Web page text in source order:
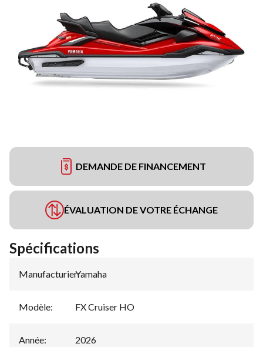
DEMANDE DE FINANCEMENT
ÉVALUATION DE VOTRE ÉCHANGE
Spécifications
Manufacturier:
Yamaha
Modèle: FX Cruiser HO
Année: 2026